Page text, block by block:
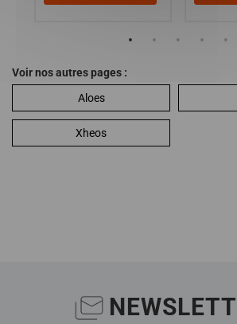
Voir nos autres pages :
Aloes
Xheos